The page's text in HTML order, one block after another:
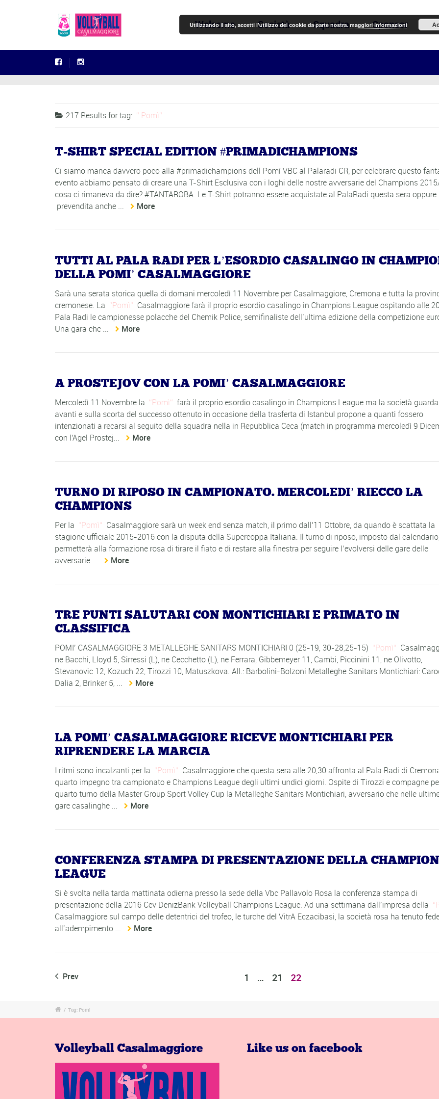
Welcome Società Squadra Sponsor
217 Results fortag: Pomì
T-SHIRT SPECIAL EDITION #PRIMADICHAMPIONS
Ci siamo manca davvero poco alla #primadichampions dell Pomí VBC al Palaradi CR, per celebrare questo
evento abbiamo pensato di creare una T-Shirt Esclusiva con i loghi delle nostre avversarie del Champions
cosa ci rimaneva da dire? #TANTAROBA. Le T-Shirt potranno essere acquistate al PalaRadi questa sera oppure
prevendita anche ...
More
TUTTI AL PALA RADI PER L’ESORDIO CASALINGO IN
DELLA POMI’ CASALMAGGIORE
Sarà una serata storica quella di domani mercoledì 11 Novembre per Casalmaggiore, Cremona e tutta la
cremonese. La
Pomì
Casalmaggiore farà il proprio esordio casalingo in Champions League ospitando alle
Pala Radi le campionesse polacche del Chemik Police, semifinaliste dell’ultima edizione della competizione
Una gara che ...
More
A PROSTEJOV CON LA POMI’ CASALMAGGIORE
Mercoledì 11 Novembre la Pomì
farà il proprio esordio casalingo in Champions League ma la società
avanti e sulla scorta del successo ottenuto in occasione della trasferta di Istanbul propone a quanti fossero
intenzionati a recarsi al seguito della squadra nella in Repubblica Ceca (match in programma mercoledì 9
con l'Agel Prostej...
More
TURNO DI RIPOSO IN CAMPIONATO. MERCOLEDI’ RIECCO LA
CHAMPIONS
Per la Pomì
Casalmaggiore sarà un week end senza match, il primo dall’11 Ottobre, da quando è scattata la
stagione ufficiale 2015-2016 con la disputa della Supercoppa Italiana. Il turno di riposo, imposto dal
permetterà alla formazione rosa di tirare il fiato e di restare alla finestra per seguire l’evolversi delle gare delle
avversarie ...
More
TRE PUNTI SALUTARI CON MONTICHIARI E PRIMATO IN
CLASSIFICA
POMI’ CASALMAGGIORE 3 METALLEGHE SANITARS MONTICHIARI 0 (25-19, 30-28,25-15) Pomì
ne Bacchi, Lloyd 5, Sirressi (L), ne Cecchetto (L), ne Ferrara, Gibbemeyer 11, Cambi, Piccinini 11, ne Olivotto,
Stevanovic 12, Kozuch 22, Tirozzi 10, Matuszkova. All.: Barbolini-Bolzoni Metalleghe Sanitars Montichiari:
Dalia 2, Brinker 5, ...
More
LA POMI’ CASALMAGGIORE RICEVE MONTICHIARI PER
RIPRENDERE LA MARCIA
I ritmi sono incalzanti per la Pomì
Casalmaggiore che questa sera alle 20,30 affronta al Pala Radi di
quarto impegno tra campionato e Champions League degli ultimi undici giorni. Ospite di Tirozzi e compagne
quarto turno della Master Group Sport Volley Cup la Metalleghe Sanitars Montichiari, avversario che nelle
gare casalinghe ...
More
CONFERENZA STAMPA DI PRESENTAZIONE DELLA
LEAGUE
Si è svolta nella tarda mattinata odierna presso la sede della Vbc Pallavolo Rosa la conferenza stampa di
presentazione della 2016 Cev DenizBank Volleyball Champions League. Ad una settimana dall’impresa della
Casalmaggiore sul campo delle detentrici del trofeo, le turche del VitrA Eczacibasi, la società rosa ha tenuto
all’adempimento ...
More
Prev 1 … 21 22
/ Tag: Pomì
Volleyball Casalmaggiore Like us on facebook
Utilizzando il sito, accetti l'utilizzo dei cookie da parte nostra.maggiori informazioni